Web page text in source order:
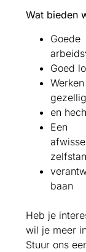
Wat bieden
Goede
Goed
gezellig
en
Een
baan
Heb je
wil je meer
Stuur ons